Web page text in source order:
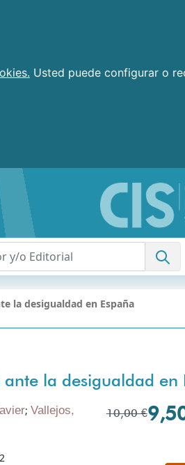
Usted puede configurar o
la desigualdad en España
ante la desigualdad en
; Vallejos,
10,00 €